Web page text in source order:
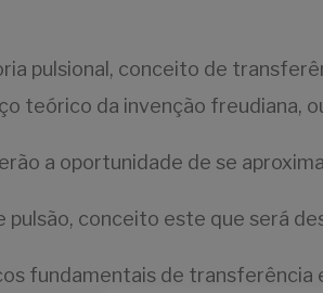
pulsional, conceito de
teórico da invenção freudiana,
a oportunidade de se
conceito este que será
fundamentais de